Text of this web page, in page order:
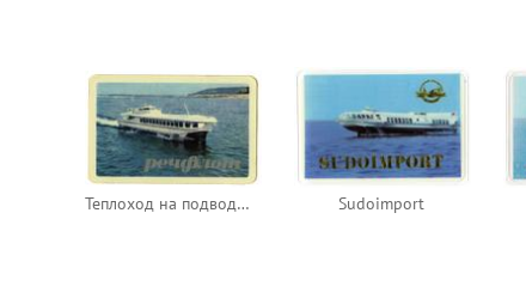
Теплоход на подводных крыльях «Ракета» Sudoimport